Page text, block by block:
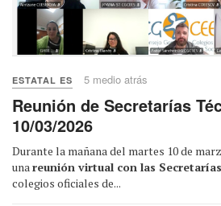
ESTATAL ES 5 medio atrás
Reunión de Secretarías
10/03/2026
Durante la mañana del martes 10 de
una reunión virtual con las
colegios oficiales de...